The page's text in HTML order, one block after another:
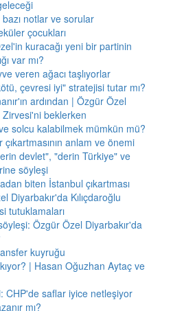
notlar ve sorular
çocukları
kuracağı yeni bir partinin
var mı?
veren ağacı taşlıyorlar
çevresi iyi" stratejisi tutar mı?
ardından | Özgür Özel
Zirvesi'ni beklerken
solcu kalabilmek mümkün mü?
anlam ve önemi
devlet", "derin Türkiye" ve
söyleşi
biten İstanbul çıkartması
Diyarbakır'da Kılıçdaroğlu
tutuklamaları
Özgür Özel Diyarbakır'da
kuyruğu
| Hasan Oğuzhan Aytaç ve
CHP'de saflar iyice netleşiyor
mı?